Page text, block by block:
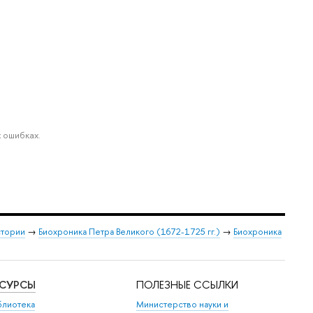
→ Биохроника Петра Великого (1672-1725 гг.) → Биохроника
ПОЛЕЗНЫЕ ССЫЛКИ
Министерство науки и